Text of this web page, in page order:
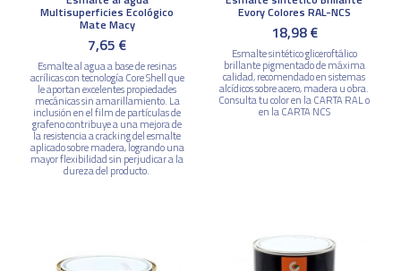
Multisuperficies Ecológico
Mate Macy
7,65 €
Esmalte al agua a base de resinas
acrílicas con tecnología Core Shell que
le aportan excelentes propiedades
mecánicas sin amarillamiento. La
inclusión en el film de partículas de
grafeno contribuye a una mejora de
la resistencia a cracking del esmalte
aplicado sobre madera, logrando una
mayor flexibilidad sin perjudicar a la
dureza del producto.
Evory Colores RAL-NCS
18,98 €
Esmalte sintético gliceroftálico
brillante pigmentado de máxima
calidad, recomendado en sistemas
alcídicos sobre acero, madera u obra.
Consulta tu color en la CARTA RAL o
en la CARTA NCS